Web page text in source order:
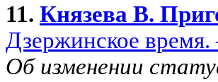
11. Князева В.
Дзержинское
Об изменении